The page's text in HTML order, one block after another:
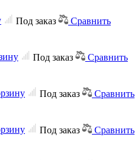
Под заказ Сравнить
Под заказ Сравнить
Под заказ Сравнить
Под заказ Сравнить